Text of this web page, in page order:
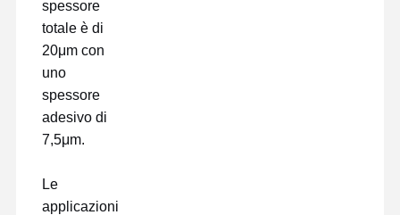
spessore
totale è di
20μm con
uno
spessore
adesivo di
7,5μm.
Le
applicazioni